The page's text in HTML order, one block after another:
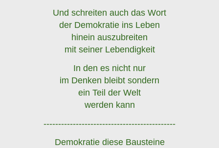
Und schreiten auch das Wort
der Demokratie ins Leben
hinein auszubreiten
mit seiner Lebendigkeit
In den es nicht nur
im Denken bleibt sondern
ein Teil der Welt
werden kann
---------------------------------------------
Demokratie diese Bausteine